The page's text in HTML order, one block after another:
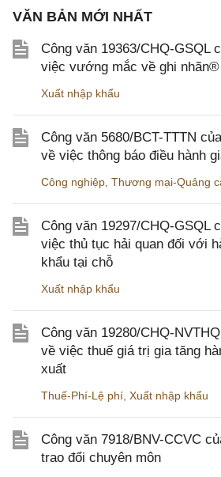
VĂN BẢN MỚI NHẤT
Công văn 19363/CHQ-GSQL
việc vướng mắc về ghi nhãn®
Xuất nhập khẩu
Công văn 5680/BCT-TTTN
về việc thông báo điều hành
Công nghiệp Thương mại-Quảng
Công văn 19297/CHQ-GSQL
việc thủ tục hải quan đối với
khẩu tại chỗ
Xuất nhập khẩu
Công văn 19280/CHQ-
về việc thuế giá trị gia tăng
xuất
Thuế-Phí-Lệ phí Xuất nhập khẩu
Công văn 7918/BNV-CCVC
trao đổi chuyên môn